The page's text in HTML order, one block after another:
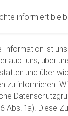
informiert
Information ist
uns, über
und über
zu informieren.
Abs. 1a). Diese